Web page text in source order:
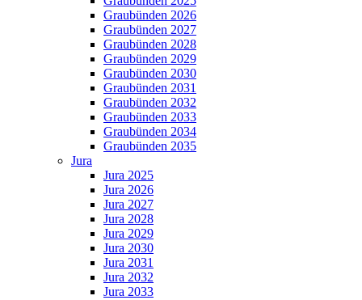
Graubünden 2026
Graubünden 2027
Graubünden 2028
Graubünden 2029
Graubünden 2030
Graubünden 2031
Graubünden 2032
Graubünden 2033
Graubünden 2034
Graubünden 2035
Jura
Jura 2025
Jura 2026
Jura 2027
Jura 2028
Jura 2029
Jura 2030
Jura 2031
Jura 2032
Jura 2033